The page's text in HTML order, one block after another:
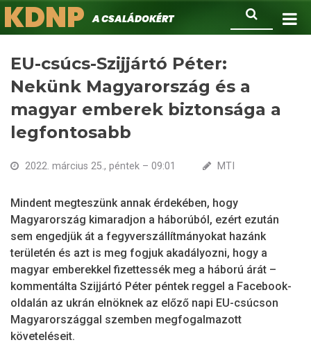
Ugrás
a
Keresés
KDNPA családokért.
EU-csúcs-Szijjártó Péter:
Nekünk Magyarország és a
magyar emberek biztonsága a
legfontosabb
2022. március 25., péntek – 09:01 MTI
Mindent megteszünk annak érdekében, hogy
Magyarország kimaradjon a háborúból, ezért ezután
sem engedjük át a fegyverszállítmányokat hazánk
területén és azt is meg fogjuk akadályozni, hogy a
magyar emberekkel fizettessék meg a háború árát –
kommentálta Szijjártó Péter péntek reggel a Facebook-
oldalán az ukrán elnöknek az előző napi EU-csúcson
Magyarországgal szemben megfogalmazott
követeléseit.